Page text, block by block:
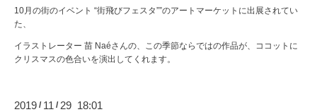
10月の街のイベント “街飛びフェスタ””のアートマーケットに出展されてい
た、
イラストレーター 苗 Naéさんの、この季節ならではの作品が、ココットに
クリスマスの色合いを演出してくれます。
2019 / 11 / 29 18:01